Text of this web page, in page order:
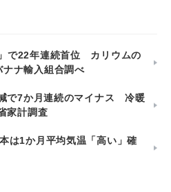
で22年連続首位 カリウムの
ナ輸入組合調べ
で7か月連続のマイナス 冷暖
家計調査
は1か月平均気温「高い」確